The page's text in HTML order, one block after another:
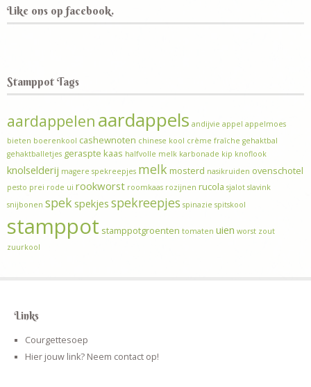
Like ons op facebook.
Stamppot Tags
aardappelen aardappels andijvie appel appelmoes
bieten boerenkool cashewnoten chinese kool crème fraîche gehaktbal
gehaktballetjes geraspte kaas halfvolle melk karbonade kip knoflook
knolselderij magere spekreepjes melk mosterd nasikruiden ovenschotel
pesto prei rode ui rookworst roomkaas rozijnen rucola sjalot slavink
snijbonen spek spekjes spekreepjes spinazie spitskool
stamppot stamppotgroenten tomaten uien worst zout
zuurkool
Links
Courgettesoep
Hier jouw link? Neem contact op!